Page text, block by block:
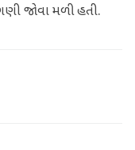
જોવા મળી હતી.